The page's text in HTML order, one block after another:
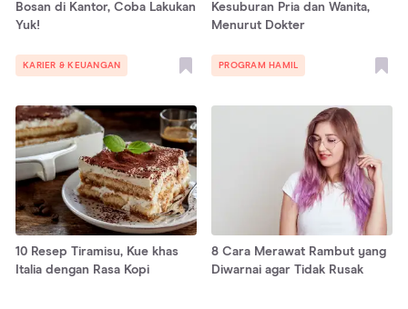
Bosan di Kantor, Coba Lakukan
Yuk!
KARIER & KEUANGAN
Kesuburan Pria dan Wanita,
Menurut Dokter
PROGRAM HAMIL
10 Resep Tiramisu, Kue khas
Italia dengan Rasa Kopi
8 Cara Merawat Rambut yang
Diwarnai agar Tidak Rusak